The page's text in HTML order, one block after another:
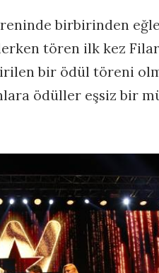
birbirinden
tören ilk kez
bir ödül töreni
ödüller eşsiz bir